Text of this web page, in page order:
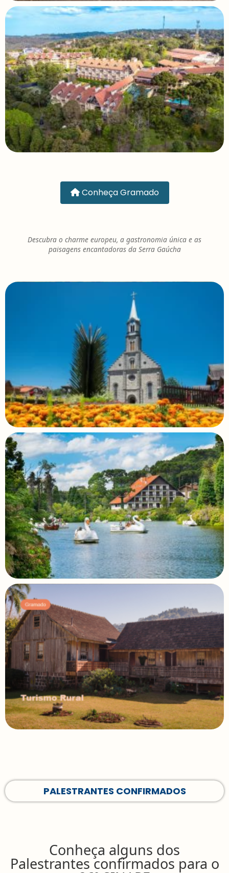
Conheça Gramado
Descubra o charme europeu, a gastronomia única e as
paisagens encantadoras da Serra Gaúcha
PALESTRANTES CONFIRMADOS
Conheça alguns dos
Palestrantes confirmados para o